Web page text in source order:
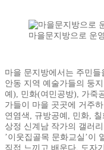
마을문지방으로 운
마을 문지방에서는 주민
안동 지역 예술가들의 둥
예), 민화(여민공방), 가죽
가들이 마을 곳곳에 거주
연염색, 규방공예, 민화,
상정 신계남 작가의 갤러
’이웃집골목 문화교실’이
직접 느끼고 배운다. 도자